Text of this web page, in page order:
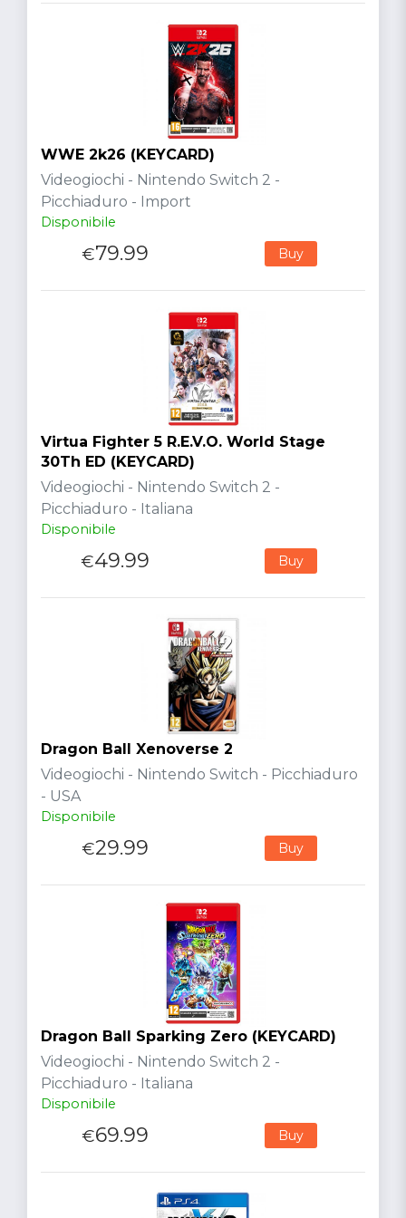
WWE 2k26 (KEYCARD)
Videogiochi - Nintendo Switch 2 -
Picchiaduro - Import
Disponibile
€79.99 Buy
Virtua Fighter 5 R.E.V.O. World Stage
30Th ED (KEYCARD)
Videogiochi - Nintendo Switch 2 -
Picchiaduro - Italiana
Disponibile
€49.99 Buy
Dragon Ball Xenoverse 2
Videogiochi - Nintendo Switch - Picchiaduro
- USA
Disponibile
€29.99 Buy
Dragon Ball Sparking Zero (KEYCARD)
Videogiochi - Nintendo Switch 2 -
Picchiaduro - Italiana
Disponibile
€69.99 Buy